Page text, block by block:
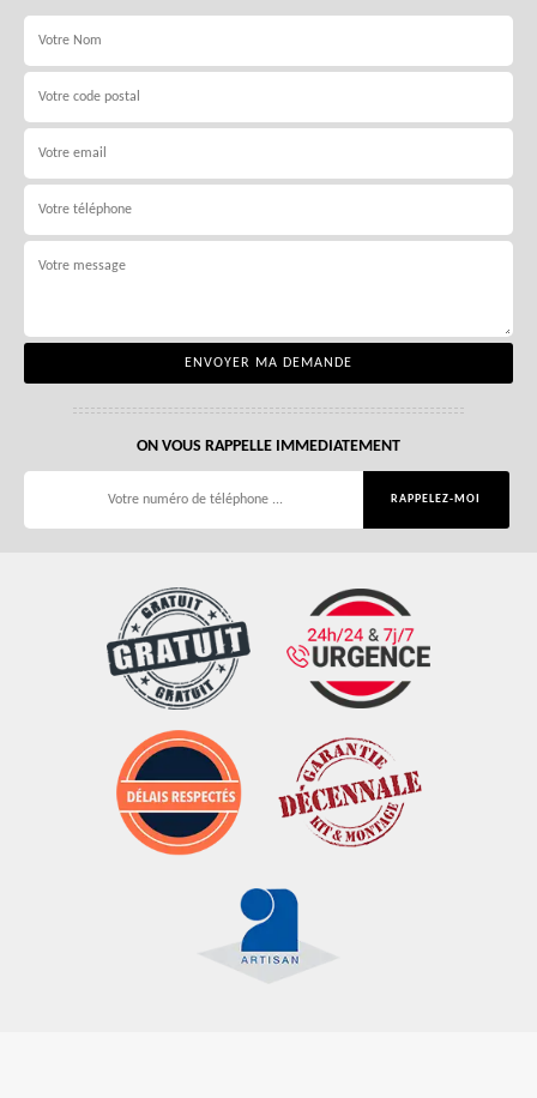
ON VOUS RAPPELLE IMMEDIATEMENT